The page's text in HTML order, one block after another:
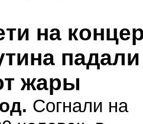
на
жары
Согнали на